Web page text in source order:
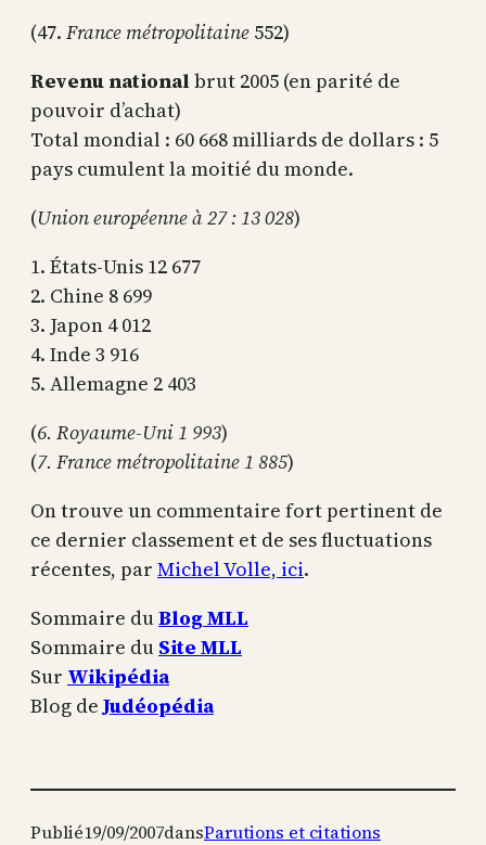
(47. France métropolitaine 552)
Revenu national brut 2005 (en parité de
pouvoir d’achat)
Total mondial : 60 668 milliards de dollars : 5
pays cumulent la moitié du monde.
(Union européenne à 27 : 13 028)
1. États-Unis 12 677
2. Chine 8 699
3. Japon 4 012
4. Inde 3 916
5. Allemagne 2 403
(6. Royaume-Uni 1 993)
(7. France métropolitaine 1 885)
On trouve un commentaire fort pertinent de
ce dernier classement et de ses fluctuations
récentes, par Michel Volle, ici.
Sommaire duBlog MLL
Sommaire du Site MLL
Sur Wikipédia
Blog deJudéopédia
Publié19/09/2007dansParutions et citations